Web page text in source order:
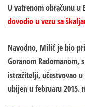
U vatrenom obračunu u
dovodio u vezu sa
Navodno, Milić je bio
Goranom Radomanom,
istražitelji, učestvovao
ubijen u februaru 2015.